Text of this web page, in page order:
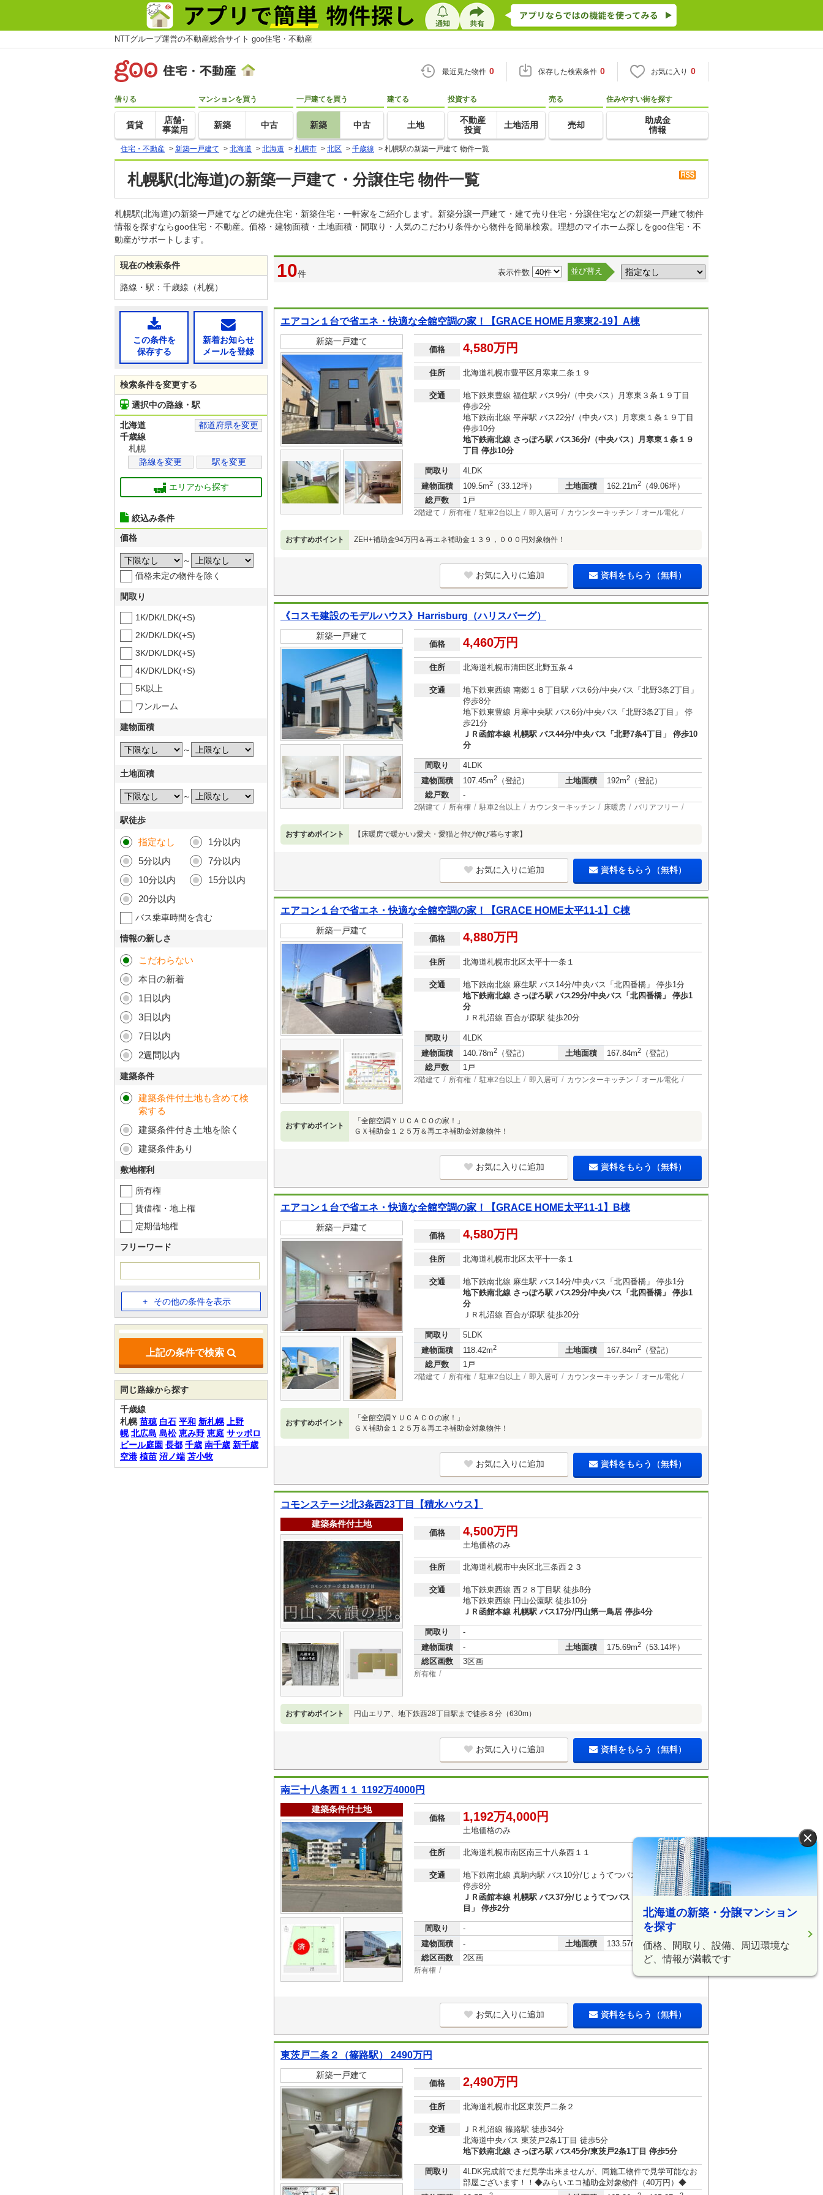
NTTグループ運営の不動産総合サイト goo住宅・不動産
最近見た物件 0 保存した検索条件 0 お気に入り 0
借りる
賃貸
店舗･
事業用
マンションを買う
新築 中古
一戸建てを買う
新築 中古
建てる
土地
投資する
不動産
投資
土地活用
売る
売却
住みやすい街を探す
助成金
情報
住宅・不動産 > 新築一戸建て > 北海道 > 北海道 > 札幌市 > 北区 > 千歳線 > 札幌駅の新築一戸建て 物件一覧
札幌駅(北海道)の新築一戸建て・分譲住宅 物件一覧
札幌駅(北海道)の新築一戸建てなどの建売住宅・新築住宅・一軒家をご紹介します。新築分譲一戸建て・建て売り住宅・分譲住宅などの新築一戸建て物件
情報を探すならgoo住宅・不動産。価格・建物面積・土地面積・間取り・人気のこだわり条件から物件を簡単検索。理想のマイホーム探しをgoo住宅・不
動産がサポートします。
10件 表示件数 並び替え
エアコン１台で省エネ・快適な全館空調の家！【GRACE HOME月寒東2-19】A棟
新築一戸建て
価格 4,580万円
住所 北海道札幌市豊平区月寒東二条１９
交通
地下鉄東豊線 福住駅 バス9分/（中央バス）月寒東３条１９丁目
停歩2分
地下鉄南北線 平岸駅 バス22分/（中央バス）月寒東１条１９丁目
停歩10分
地下鉄南北線 さっぽろ駅 バス36分/（中央バス）月寒東１条１９
丁目 停歩10分
間取り
4LDK
建物面積
109.5m2 （33.12坪） 土地面積 162.21m2
（49.06坪）
総戸数
1戸
2階建て 所有権 駐車2台以上 即入居可 カウンターキッチン オール電化
おすすめポイント ZEH+補助金94万円＆再エネ補助金１３９，０００円対象物件！
お気に入りに追加 資料をもらう（無料）
《コスモ建設のモデルハウス》Harrisburg（ハリスバーグ）
新築一戸建て
価格 4,460万円
住所 北海道札幌市清田区北野五条４
交通
地下鉄東西線 南郷１８丁目駅 バス6分/中央バス「北野3条2丁目」
停歩8分
地下鉄東豊線 月寒中央駅 バス6分/中央バス「北野3条2丁目」 停
歩21分
ＪＲ函館本線 札幌駅 バス44分/中央バス「北野7条4丁目」 停歩10
分
間取り
4LDK
建物面積
107.45m2 （登記） 土地面積 192m2
（登記）
総戸数
-
2階建て 所有権 駐車2台以上 カウンターキッチン 床暖房 バリアフリー
おすすめポイント 【床暖房で暖かい♪愛犬・愛猫と伸び伸び暮らす家】
お気に入りに追加 資料をもらう（無料）
エアコン１台で省エネ・快適な全館空調の家！【GRACE HOME太平11-1】C棟
新築一戸建て
価格 4,880万円
住所 北海道札幌市北区太平十一条１
交通
地下鉄南北線 麻生駅 バス14分/中央バス「北四番橋」 停歩1分
地下鉄南北線 さっぽろ駅 バス29分/中央バス「北四番橋」 停歩1
分
ＪＲ札沼線 百合が原駅 徒歩20分
間取り
4LDK
建物面積
140.78m2 （登記） 土地面積 167.84m2
（登記）
総戸数
1戸
2階建て 所有権 駐車2台以上 即入居可 カウンターキッチン オール電化
おすすめポイント
「全館空調ＹＵＣＡＣＯの家！」
ＧＸ補助金１２５万＆再エネ補助金対象物件！
お気に入りに追加 資料をもらう（無料）
エアコン１台で省エネ・快適な全館空調の家！【GRACE HOME太平11-1】B棟
新築一戸建て
価格 4,580万円
住所 北海道札幌市北区太平十一条１
交通
地下鉄南北線 麻生駅 バス14分/中央バス「北四番橋」 停歩1分
地下鉄南北線 さっぽろ駅 バス29分/中央バス「北四番橋」 停歩1
分
ＪＲ札沼線 百合が原駅 徒歩20分
間取り
5LDK
建物面積
118.42m2 土地面積 167.84m2
（登記）
総戸数
1戸
2階建て 所有権 駐車2台以上 即入居可 カウンターキッチン オール電化
おすすめポイント
「全館空調ＹＵＣＡＣＯの家！」
ＧＸ補助金１２５万＆再エネ補助金対象物件！
お気に入りに追加 資料をもらう（無料）
コモンステージ北3条西23丁目【積水ハウス】
建築条件付土地
価格 4,500万円
土地価格のみ
住所 北海道札幌市中央区北三条西２３
交通
地下鉄東西線 西２８丁目駅 徒歩8分
地下鉄東西線 円山公園駅 徒歩10分
ＪＲ函館本線 札幌駅 バス17分/円山第一鳥居 停歩4分
間取り
-
建物面積
- 土地面積 175.69m2
（53.14坪）
総区画数
3区画
所有権
おすすめポイント 円山エリア、地下鉄西28丁目駅まで徒歩８分（630m）
お気に入りに追加 資料をもらう（無料）
南三十八条西１１ 1192万4000円
建築条件付土地
価格 1,192万4,000円
土地価格のみ
住所 北海道札幌市南区南三十八条西１１
交通
地下鉄南北線 真駒内駅 バス10分/じょうてつバス「真駒内本町」
停歩8分
ＪＲ函館本線 札幌駅 バス37分/じょうてつバス「南38条西11丁
目」 停歩2分
間取り
-
建物面積
- 土地面積 133.57m
40.40坪
総区画数
2区画
所有権
お気に入りに追加 資料をもらう（無料）
東茨戸二条２（篠路駅） 2490万円
新築一戸建て
価格 2,490万円
住所 北海道札幌市北区東茨戸二条２
交通
ＪＲ札沼線 篠路駅 徒歩34分
北海道中央バス 東茨戸2条1丁目 徒歩5分
地下鉄南北線 さっぽろ駅 バス45分/東茨戸2条1丁目 停歩5分
間取り
4LDK完成前でまだ見学出来ませんが、同施工物件で見学可能なお
部屋ございます！！◆みらいエコ補助金対象物件（40万円）◆
×
北海道の新築・分譲マンション
を探す
価格、間取り、設備、周辺環境な
ど、情報が満載です
現在の検索条件
路線・駅：千歳線（札幌）
この条件を
保存する
新着お知らせ
メールを登録
検索条件を変更する
選択中の路線・駅
北海道
都道府県を変更
千歳線
札幌
路線を変更
駅を変更
エリアから探す
絞込み条件
価格
～
価格未定の物件を除く
間取り
1K/DK/LDK(+S)
2K/DK/LDK(+S)
3K/DK/LDK(+S)
4K/DK/LDK(+S)
5K以上
ワンルーム
建物面積
～
土地面積
～
駅徒歩
指定なし
1分以内
5分以内
7分以内
10分以内
15分以内
20分以内
バス乗車時間を含む
情報の新しさ
こだわらない
本日の新着
1日以内
3日以内
7日以内
2週間以内
建築条件
建築条件付土地も含めて検
索する
建築条件付き土地を除く
建築条件あり
敷地権利
所有権
賃借権・地上権
定期借地権
フリーワード
その他の条件を表示
上記の条件で検索
同じ路線から探す
千歳線
札幌 苗穂 白石 平和 新札幌
上野
幌 北広島 島松 恵み野 恵庭 サッポロ
ビール庭園 長都 千歳 南千歳 新千歳
空港 植苗 沼ノ端 苫小牧